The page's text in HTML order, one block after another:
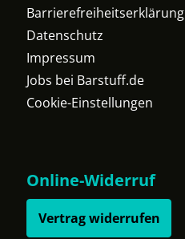
Barrierefreiheitserklärung
Datenschutz
Impressum
Jobs bei Barstuff.de
Cookie-Einstellungen
Online-Widerruf
Vertrag widerrufen